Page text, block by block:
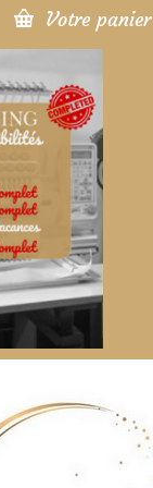
Votre panier